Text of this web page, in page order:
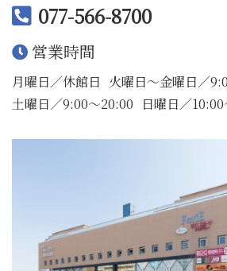
077-566-8700
営業時間
月曜日／休館日 火曜日〜金曜日／
土曜日／9:00〜20:00
日曜日／